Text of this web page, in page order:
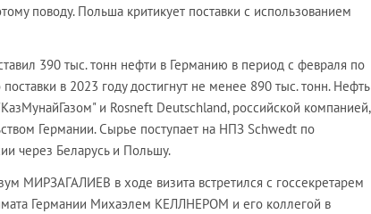
поводу. Польша критикует поставки с использованием
390 тыс. тонн нефти в Германию в период с февраля по
в 2023 году достигнут не менее 890 тыс. тонн. Нефть
и Rosneft Deutschland, российской компанией,
Германии. Сырье поступает на НПЗ Schwedt по
через Беларусь и Польшу.
МИРЗАГАЛИЕВ в ходе визита встретился с госсекретарем
Германии Михаэлем КЕЛЛНЕРОМ и его коллегой в